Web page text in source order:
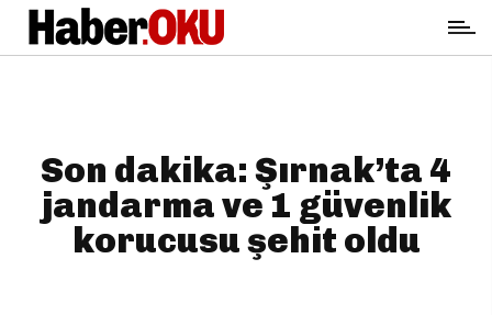
Son dakika: Şırnak’ta 4
jandarma ve 1 güvenlik
korucusu şehit oldu